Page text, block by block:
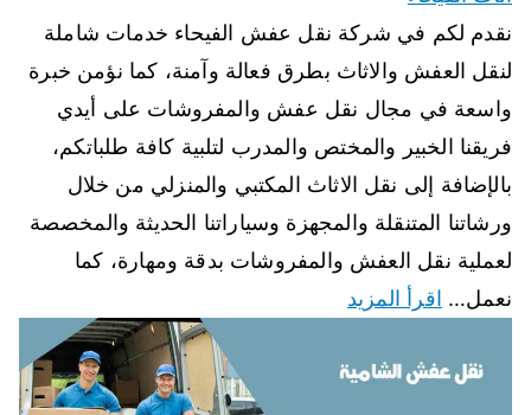
نقدم لكم في شركة نقل عفش الفيحاء خدمات شاملة
لنقل العفش والاثاث بطرق فعالة وآمنة، كما نؤمن خبرة
واسعة في مجال نقل عفش والمفروشات على أيدي
فريقنا الخبير والمختص والمدرب لتلبية كافة طلباتكم،
بالإضافة إلى نقل الاثاث المكتبي والمنزلي من خلال
ورشاتنا المتنقلة والمجهزة وسياراتنا الحديثة والمخصصة
لعملية نقل العفش والمفروشات بدقة ومهارة، كما
نعمل… اقرأ المزيد